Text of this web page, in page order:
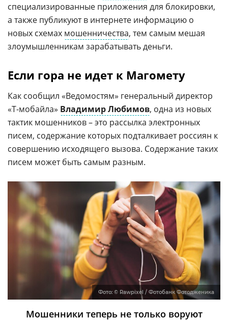
специализированные приложения для блокировки,
а также публикуют в интернете информацию о
новых схемах мошенничества, тем самым мешая
злоумышленникам зарабатывать деньги.
Если гора не идет к Магомету
Как сообщил «Ведомостям» генеральный директор
«Т-мобайла» Владимир Любимов, одна из новых
тактик мошенников – это рассылка электронных
писем, содержание которых подталкивает россиян к
совершению исходящего вызова. Содержание таких
писем может быть самым разным.
Фото: © Rawpixel / Фотобанк Фотодженика
Мошенники теперь не только воруют